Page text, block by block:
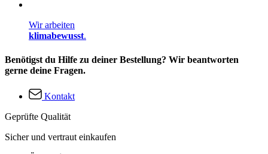
Wir arbeiten
klimabewusst.
Benötigst du Hilfe zu deiner Bestellung? Wir beantworten
gerne deine Fragen.
Kontakt
Geprüfte Qualität
Sicher und vertraut einkaufen